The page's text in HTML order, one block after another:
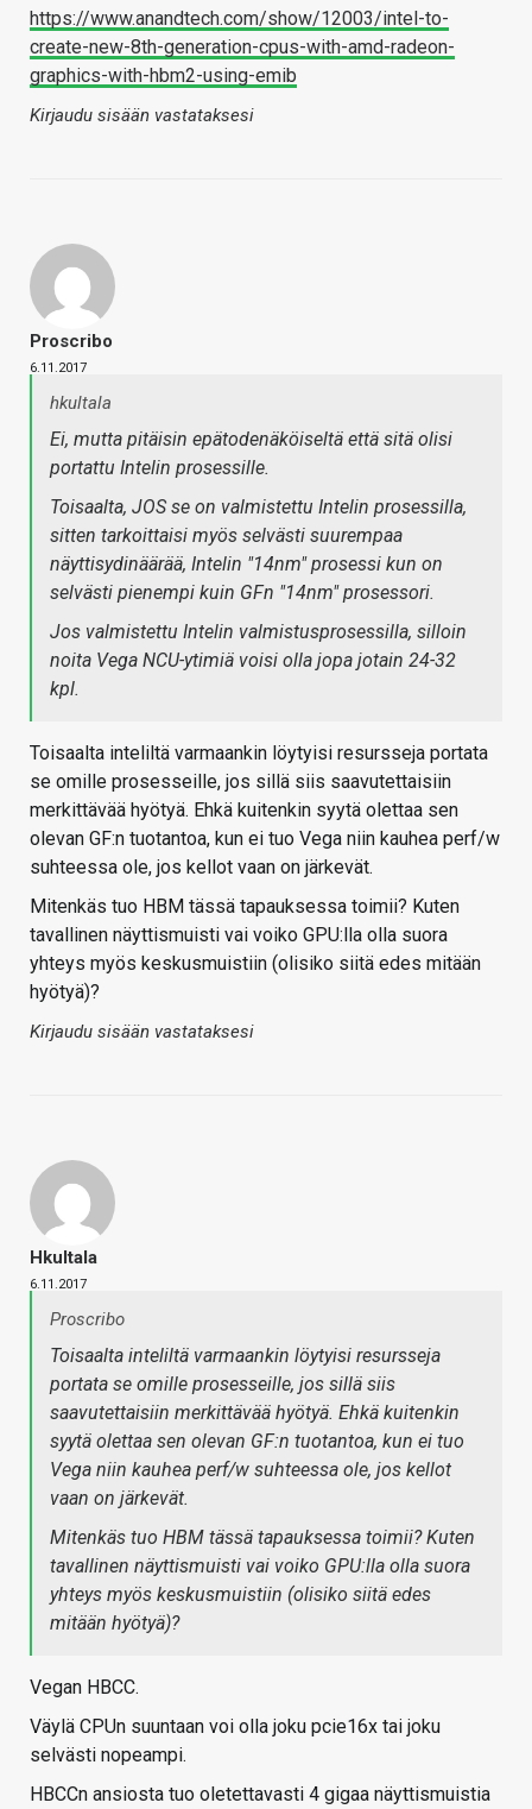
https://www.anandtech.com/show/12003/intel-to-
create-new-8th-generation-cpus-with-amd-radeon-
graphics-with-hbm2-using-emib
Kirjaudu sisään vastataksesi
Proscribo
6.11.2017
hkultala
Ei, mutta pitäisin epätodenäköiseltä että sitä olisi
portattu Intelin prosessille.
Toisaalta, JOS se on valmistettu Intelin prosessilla,
sitten tarkoittaisi myös selvästi suurempaa
näyttisydinäärää, Intelin "14nm" prosessi kun on
selvästi pienempi kuin GFn "14nm" prosessori.
Jos valmistettu Intelin valmistusprosessilla, silloin
noita Vega NCU-ytimiä voisi olla jopa jotain 24-32
kpl.
Toisaalta inteliltä varmaankin löytyisi resursseja portata
se omille prosesseille, jos sillä siis saavutettaisiin
merkittävää hyötyä. Ehkä kuitenkin syytä olettaa sen
olevan GF:n tuotantoa, kun ei tuo Vega niin kauhea perf/w
suhteessa ole, jos kellot vaan on järkevät.
Mitenkäs tuo HBM tässä tapauksessa toimii? Kuten
tavallinen näyttismuisti vai voiko GPU:lla olla suora
yhteys myös keskusmuistiin (olisiko siitä edes mitään
hyötyä)?
Kirjaudu sisään vastataksesi
Hkultala
6.11.2017
Proscribo
Toisaalta inteliltä varmaankin löytyisi resursseja
portata se omille prosesseille, jos sillä siis
saavutettaisiin merkittävää hyötyä. Ehkä kuitenkin
syytä olettaa sen olevan GF:n tuotantoa, kun ei tuo
Vega niin kauhea perf/w suhteessa ole, jos kellot
vaan on järkevät.
Mitenkäs tuo HBM tässä tapauksessa toimii? Kuten
tavallinen näyttismuisti vai voiko GPU:lla olla suora
yhteys myös keskusmuistiin (olisiko siitä edes
mitään hyötyä)?
Vegan HBCC.
Väylä CPUn suuntaan voi olla joku pcie16x tai joku
selvästi nopeampi.
HBCCn ansiosta tuo oletettavasti 4 gigaa näyttismuistia